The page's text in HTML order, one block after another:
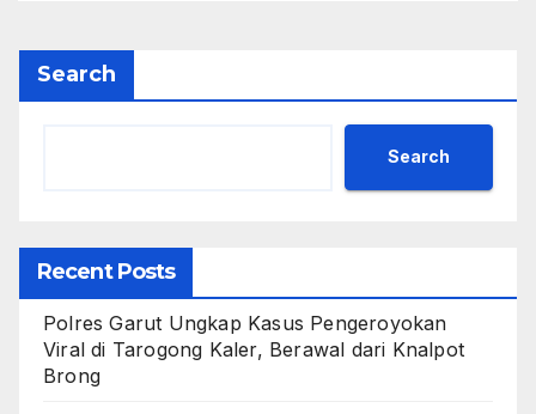
Search
Search
Recent Posts
Polres Garut Ungkap Kasus Pengeroyokan
Viral di Tarogong Kaler, Berawal dari Knalpot
Brong